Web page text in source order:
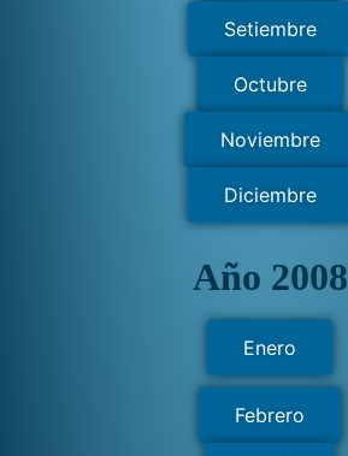
Setiembre
Octubre
Noviembre
Diciembre
Año 2008
Enero
Febrero